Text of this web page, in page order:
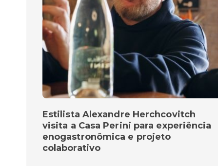
Estilista Alexandre Herchcovitch
visita a Casa Perini para experiência
enogastronômica e projeto
colaborativo